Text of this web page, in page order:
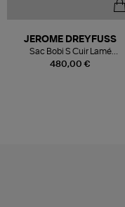
480,00 €
JEROME DREYFUSS
Sac Bobi S Cuir Lamé
Champagne